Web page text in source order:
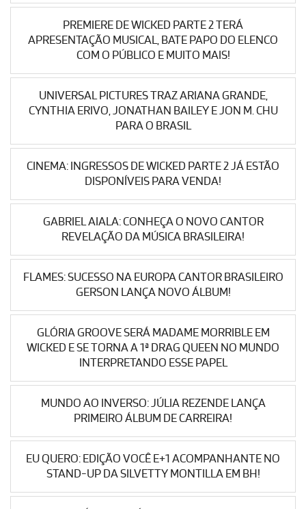
PREMIERE DE WICKED PARTE 2 TERÁ
APRESENTAÇÃO MUSICAL, BATE PAPO DO ELENCO
COM O PÚBLICO E MUITO MAIS!
UNIVERSAL PICTURES TRAZ ARIANA GRANDE,
CYNTHIA ERIVO, JONATHAN BAILEY E JON M. CHU
PARA O BRASIL
CINEMA: INGRESSOS DE WICKED PARTE 2 JÁ ESTÃO
DISPONÍVEIS PARA VENDA!
GABRIEL AIALA: CONHEÇA O NOVO CANTOR
REVELAÇÃO DA MÚSICA BRASILEIRA!
FLAMES: SUCESSO NA EUROPA CANTOR BRASILEIRO
GERSON LANÇA NOVO ÁLBUM!
GLÓRIA GROOVE SERÁ MADAME MORRIBLE EM
WICKED E SE TORNA A 1ª DRAG QUEEN NO MUNDO
INTERPRETANDO ESSE PAPEL
MUNDO AO INVERSO: JÚLIA REZENDE LANÇA
PRIMEIRO ÁLBUM DE CARREIRA!
EU QUERO: EDIÇÃO VOCÊ E+1 ACOMPANHANTE NO
STAND-UP DA SILVETTY MONTILLA EM BH!